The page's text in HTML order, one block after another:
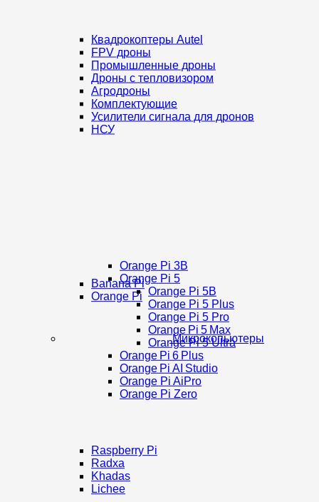
Квадрокоптеры Autel
FPV дроны
Промышленные дроны
Дроны с тепловизором
Агродроны
Комплектующие
Усилители сигнала для дронов
НСУ
Микрокопьютеры
Banana Pi
Orange Pi
Orange Pi 3B
Orange Pi 5
Orange Pi 5B
Orange Pi 5 Plus
Orange Pi 5 Pro
Orange Pi 5 Max
Orange Pi 5 Ultra
Orange Pi 6 Plus
Orange Pi AI Studio
Orange Pi AiPro
Orange Pi Zero
Raspberry Pi
Radxa
Khadas
Lichee